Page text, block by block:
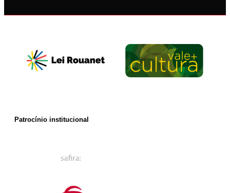
Patrocínio institucional